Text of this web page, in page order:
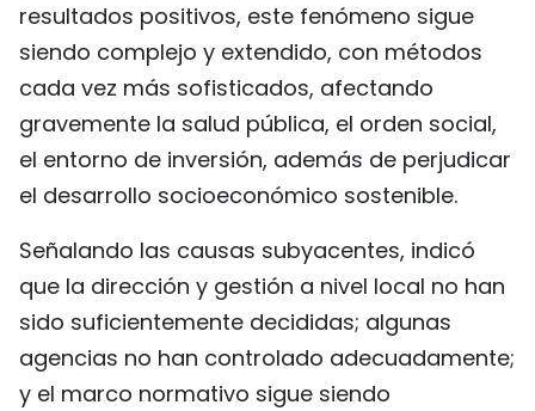
resultados positivos, este fenómeno sigue
siendo complejo y extendido, con métodos
cada vez más sofisticados, afectando
gravemente la salud pública, el orden social,
el entorno de inversión, además de perjudicar
el desarrollo socioeconómico sostenible.
Señalando las causas subyacentes, indicó
que la dirección y gestión a nivel local no han
sido suficientemente decididas; algunas
agencias no han controlado adecuadamente;
y el marco normativo sigue siendo